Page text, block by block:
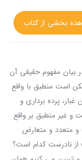
بخشی از کتاب
بیان مفهوم حقیقی آن
است منطبق با واقع
غبار، پرده برداری و
و غیر منطبق بر واقع
متعدد و متعارض
نادرست کدام است؟